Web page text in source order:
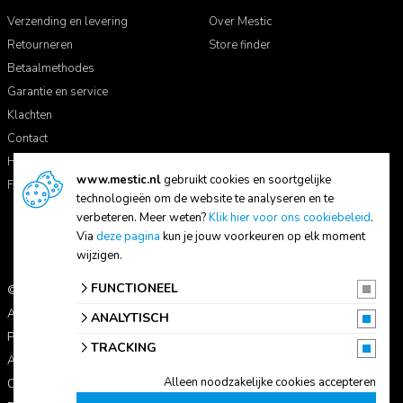
Verzending en levering
Retourneren
Betaalmethodes
Garantie en service
Klachten
Contact
Handleidingen
FAQ
Over Mestic
Store finder
© 2026 Mestic
Alle prijzen zijn inclusief btw.
Privacyverklaring
Algemene voorwaarden
Cookie-instellingen
www.mestic.nlgebruikt cookies en soortgelijke
technologieën om de website te analyseren en te
verbeteren. Meer weten?Klik hier voor ons cookiebeleid.
Via deze pagina kun je jouw voorkeuren op elk moment
wijzigen.
FUNCTIONEEL
ANALYTISCH
TRACKING
Alleen noodzakelijke cookies accepteren